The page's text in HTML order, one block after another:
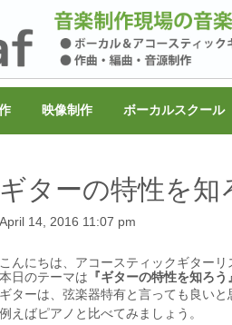
映像制作 ボーカルスクール
ギターの特性を知
April 14, 2016 11:07 pm
こんにちは、アコースティックギターリ
本日のテーマは 『ギターの特性を知ろう』
ギターは、弦楽器特有と言っても良いと
例えばピアノと比べてみましょう。